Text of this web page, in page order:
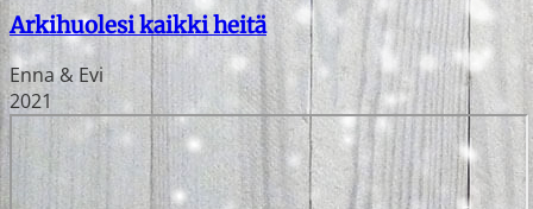
Arkihuolesi kaikki heitä
Enna & Evi
2021